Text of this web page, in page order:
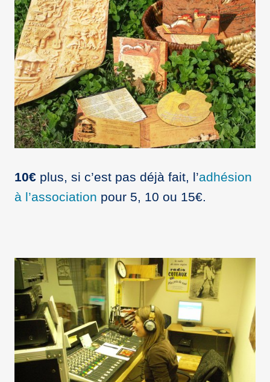
10€ plus, si c’est pas déjà fait, l’adhésion
à l’association pour 5, 10 ou 15€.